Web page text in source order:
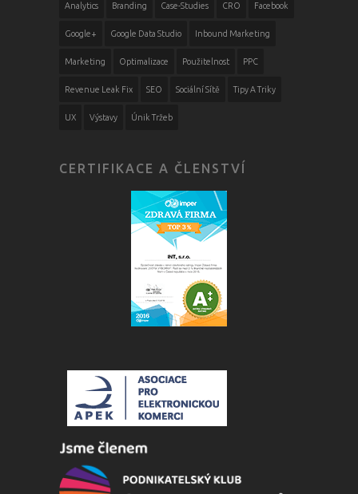
Analytics Branding Case-Studies CRO Facebook
Google+ Google Data Studio Inbound Marketing
Marketing Optimalizace Použitelnost PPC
Revenue Leak Fix SEO Sociální Sítě Tipy A Triky
UX Výstavy Únik Tržeb
CERTIFIKACE A ČLENSTVÍ